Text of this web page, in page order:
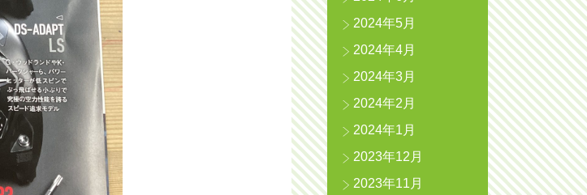
2024年5月
2024年4月
2024年3月
2024年2月
2024年1月
2023年12月
2023年11月